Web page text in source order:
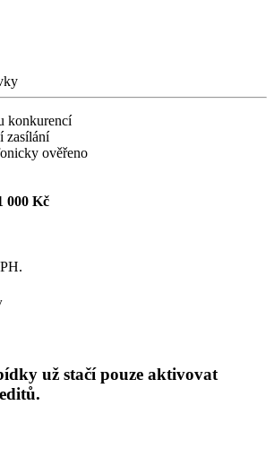
konkurencí
zasílání
ověřeno
000 Kč
už stačí pouze aktivovat